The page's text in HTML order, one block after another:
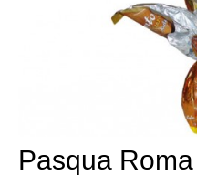
Pasqua